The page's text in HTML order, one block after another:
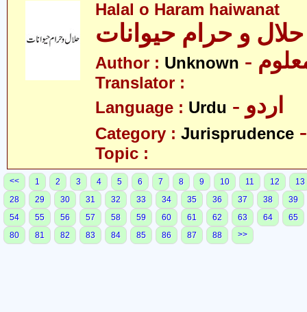
Halal o Haram haiwanat
حلال و حرام حیوانات
Author : Unknown معلوم
Translator :
Language : Urdu - اردو
Category : Jurisprudence
Topic :
<< 1 2 3 4 5 6 7 8 9 10 11 12
13
28
29 30 31 32 33 34 35 36 37 38
39
54
55 56 57 58 59 60 61 62 63 64
65
80
81 82 83 84 85 86 87 88 >>